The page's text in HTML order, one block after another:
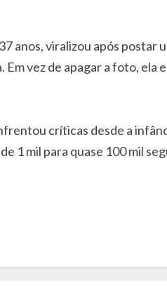
anos, viralizou após
Em vez de apagar a foto,
críticas desde a
1 mil para quase 100 mil